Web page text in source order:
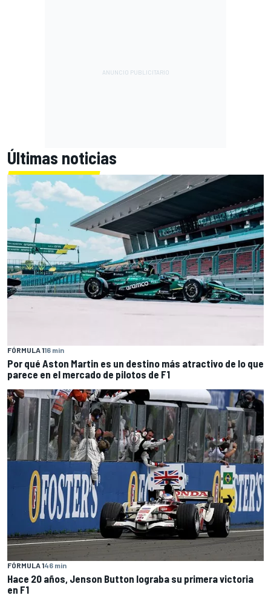
Últimas noticias
FÓRMULA 116 min
Por qué Aston Martin es un destino más atractivo de lo que
parece en el mercado de pilotos de F1
FÓRMULA 146 min
Hace 20 años, Jenson Button lograba su primera victoria
en F1